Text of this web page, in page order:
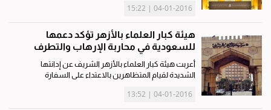
والعربي»، في خطوة تلي اعلان السعودية والبحرين قطع
04-01-2016 | 15:22
هيئة كبار العلماء بالأزهر تؤكد دعمها
للسعودية في محاربة الإرهاب والتطرف
أعربت هيئة كبار العلماء بالأزهر الشريف عن إدانتها
الشديدة لقيام المتظاهرين بالاعتداء على السفارة
واستنكرت هيئة كبار العلماء في بيان صحفي اليوم الأثنين
04-01-2016 | 13:52